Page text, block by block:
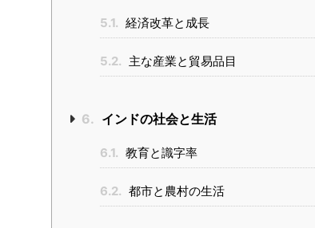
5.1. 経済改革と成長
5.2. 主な産業と貿易品目
6. インドの社会と生活
6.1. 教育と識字率
6.2. 都市と農村の生活